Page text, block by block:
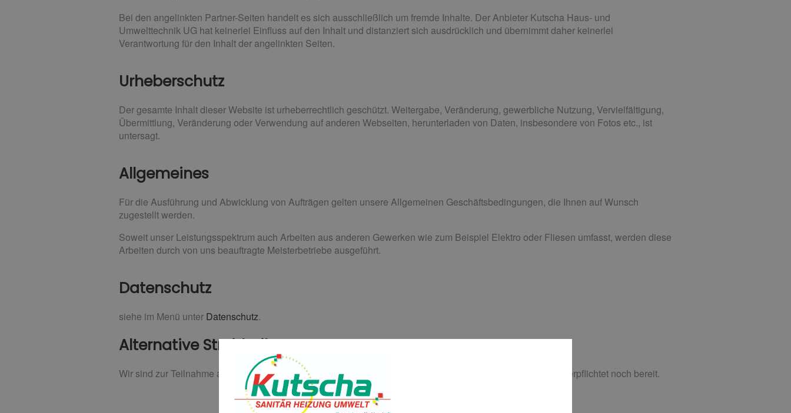
Bei den angelinkten Partner-Seiten handelt es sich ausschließlich um fremde Inhalte. Der Anbieter Kutscha Haus- und
Umwelttechnik UG hat keinerlei Einfluss auf den Inhalt und distanziert sich ausdrücklich und übernimmt daher keinerlei
Verantwortung für den Inhalt der angelinkten Seiten.
Urheberschutz
Der gesamte Inhalt dieser Website ist urheberrechtlich geschützt. Weitergabe, Veränderung, gewerbliche Nutzung, Vervielfältigung,
Übermittlung, Veränderung oder Verwendung auf anderen Webseiten, herunterladen von Daten, insbesondere von Fotos etc., ist
untersagt.
Allgemeines
Für die Ausführung und Abwicklung von Aufträgen gelten unsere Allgemeinen Geschäftsbedingungen, die Ihnen auf Wunsch
zugestellt werden.
Soweit unser Leistungsspektrum auch Arbeiten aus anderen Gewerken wie zum Beispiel Elektro oder Fliesen umfasst, werden diese
Arbeiten durch von uns beauftragte Meisterbetriebe ausgeführt.
Datenschutz
siehe im Menü unter Datenschutz.
Alternative Streitbeilegung
Wir sind zur Teilnahme an einem Streitbeilegungsverfahren vor einer Verbraucherschlichtungsstelle weder verpflichtet noch bereit.